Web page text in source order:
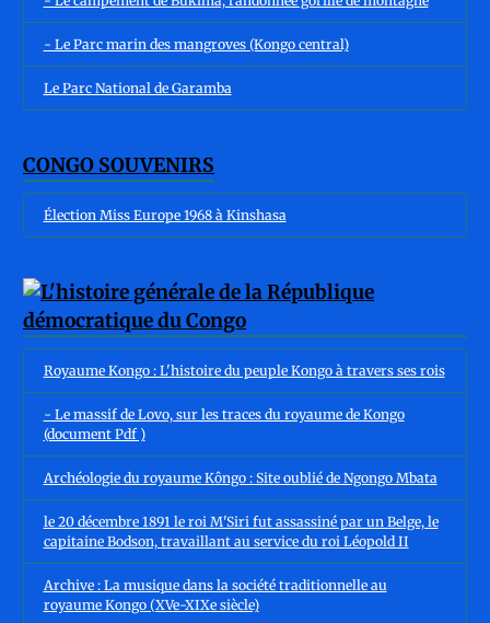
- Le Parc marin des mangroves (Kongo central)
Le Parc National de Garamba
CONGO SOUVENIRS
Élection Miss Europe 1968 à Kinshasa
Royaume Kongo : L'histoire du peuple Kongo à travers ses rois
- Le massif de Lovo, sur les traces du royaume de Kongo
(document Pdf )
Archéologie du royaume Kôngo : Site oublié de Ngongo Mbata
le 20 décembre 1891 le roi M'Siri fut assassiné par un Belge, le
capitaine Bodson, travaillant au service du roi Léopold II
Archive : La musique dans la société traditionnelle au
royaume Kongo (XVe-XIXe siècle)